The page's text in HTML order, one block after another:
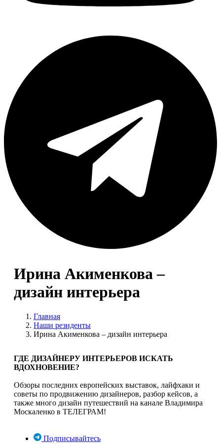
Ирина Акименкова –
дизайн интерьера
Главная
Наши резиденты
Ирина Акименкова – дизайн интерьера
ГДЕ ДИЗАЙНЕРУ ИНТЕРЬЕРОВ ИСКАТЬ
ВДОХНОВЕНИЕ?
Обзоры последних европейских выставок, лайфхаки и
советы по продвижению дизайнеров, разбор кейсов, а
также много дизайн путешествий на канале Владимира
Москаленко в ТЕЛЕГРАМ!
Подписывайтесь